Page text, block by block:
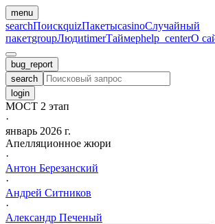
menu
searchПоискquizПакетыcasinoСлучайный
пакетgroupЛюдиtimerТаймерhelp_centerО
bug_report
search
login
МОСТ 2 этап
·
январь 2026 г.
Апелляционное жюри
·
Антон Березанский
·
Андрей Ситников
·
Александр Печеный